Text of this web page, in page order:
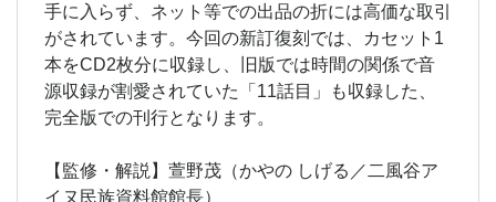
手に入らず、ネット等での出品の折には高価な取引
がされています。今回の新訂復刻では、カセット1
本をCD2枚分に収録し、旧版では時間の関係で音
源収録が割愛されていた「11話目」も収録した、
完全版での刊行となります。
【監修・解説】萱野茂（かやの しげる／二風谷ア
イヌ民族資料館館長）